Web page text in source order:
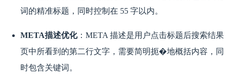
词的精准标题，同时控制在 55 字以内。
META描述优化：META 描述是用户点击标题后搜索结果
页中所看到的第二行文字，需要简明扼�地概括内容，同
时包含关键词。